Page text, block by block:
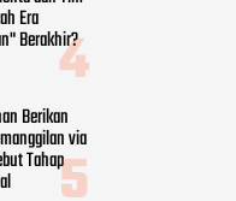
Era
Berakhir?
Berikan
via
Tahap